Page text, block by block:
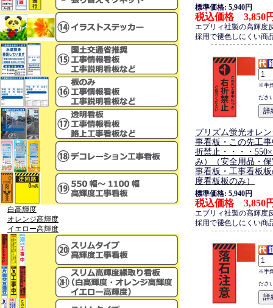
白高輝度
オレンジ高輝度
イエロー高輝度
標準価格: 5,940円
税込価格 3,850
エブリィ社製の高輝度
採用で褪色しにくい商
※半
ださ
プリズム蛍光オレ
事看板・この先工
折禁止・・・・
み）（安全用品・
事看板・工事看板
度看板板のみ）
標準価格: 5,940円
税込価格 3,850
エブリィ社製の高輝度
採用で褪色しにくい商
※半
ださ